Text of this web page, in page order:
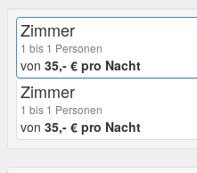
Zimmer
1 bis 1 Personen
von 35,- € pro Nacht
Zimmer
1 bis 1 Personen
von 35,- € pro Nacht